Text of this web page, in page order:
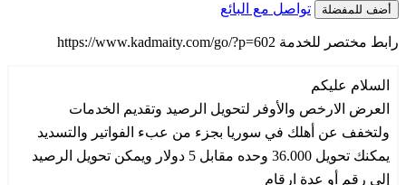
أضف للمفضلة تواصل مع البائع
رابط مختصر للخدمة https://www.kadmaity.com/go/?p=602
السلام عليكم
العرض الارخص والأوفر لتحويل الرصيد وتقديم الخدمات
ولتخفف عن أهلك في سوريا بجزء من عبء الفواتير والتسديد
يمكنك تحويل 36.000 وحده مقابل 5 دولار ويمكن تحويل الرصيد
إلى رقم أو عدة ارقام